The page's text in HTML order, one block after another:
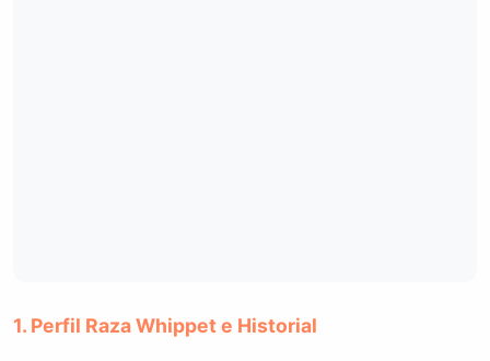
1. Perfil Raza Whippet e Historial